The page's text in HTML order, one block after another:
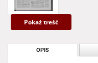
Pokaż treść
OPIS